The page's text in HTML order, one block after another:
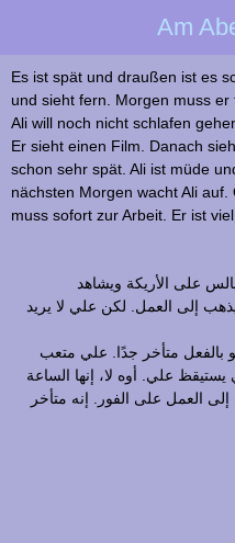
Es ist spät und draußen ist es
und sieht fern. Morgen muss
Ali will noch nicht schlafen
Er sieht einen Film. Danach
schon sehr spät. Ali ist müde
nächsten Morgen wacht Ali
muss sofort zur Arbeit. Er ist viel
على الأريكة ويشاهد
إلى العمل. لكن علي لا يريد
بالفعل متأخر جدًا. علي متعب
يستيقظ علي. أوه لا، إنها الساعة
العمل على الفور. إنه متأخر